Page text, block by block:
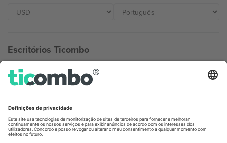
Escritórios Ticombo
Germany
Unter den Linden 24, 10117
United States
Switzerland